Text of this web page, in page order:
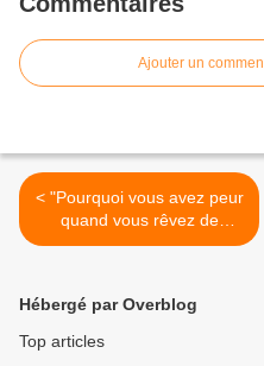
Ajouter un
< "Pourquoi vous avez peur
quand vous rêvez de
changement"
Hébergé par Overblog
Top articles